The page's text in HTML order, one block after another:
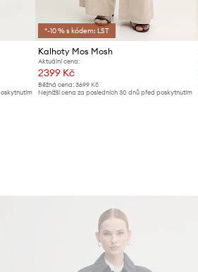
*-10 % s kódem: LST
Kalhoty Mos Mosh
Aktuální cena:
2399 Kč
Běžná cena: 3699 Kč
Nejnižší cena za posledních 30 dnů před poskytnutím